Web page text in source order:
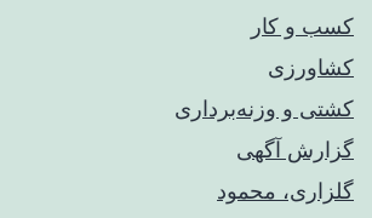
کسب و کار
کشاورزی
کشتی و وزنه‌برداری
گزارش آگهی
گلزاری، محمود